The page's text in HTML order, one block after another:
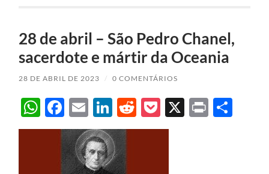
28 de abril – São Pedro Chanel,
sacerdote e mártir da Oceania
28 DE ABRIL DE 2023 / 0 COMENTÁRIOS
WhatsApp
Facebook
EmailLinkedIn
Reddit
Pocket
X Print